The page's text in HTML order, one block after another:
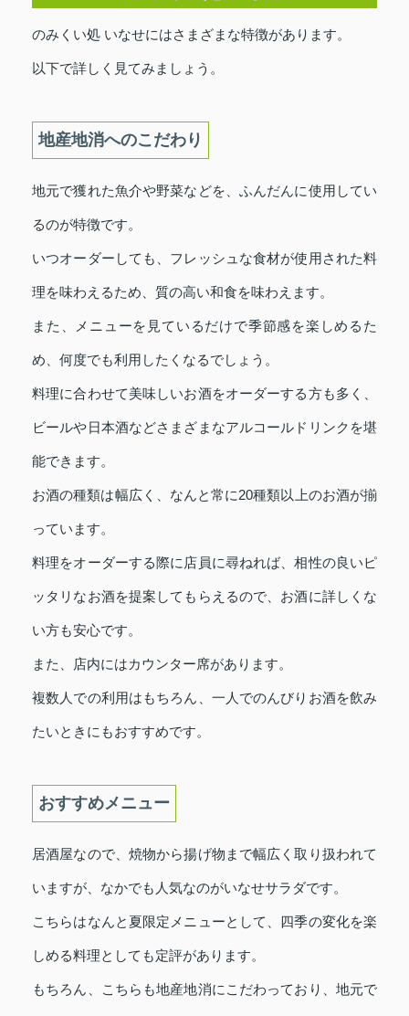
のみくい処 いなせにはさまざまな特徴があります。
以下で詳しく見てみましょう。
地産地消へのこだわり
地元で獲れた魚介や野菜などを、ふんだんに使用してい
るのが特徴です。
いつオーダーしても、フレッシュな食材が使用された料
理を味わえるため、質の高い和食を味わえます。
また、メニューを見ているだけで季節感を楽しめるた
め、何度でも利用したくなるでしょう。
料理に合わせて美味しいお酒をオーダーする方も多く、
ビールや日本酒などさまざまなアルコールドリンクを堪
能できます。
お酒の種類は幅広く、なんと常に20種類以上のお酒が揃
っています。
料理をオーダーする際に店員に尋ねれば、相性の良いピ
ッタリなお酒を提案してもらえるので、お酒に詳しくな
い方も安心です。
また、店内にはカウンター席があります。
複数人での利用はもちろん、一人でのんびりお酒を飲み
たいときにもおすすめです。
おすすめメニュー
居酒屋なので、焼物から揚げ物まで幅広く取り扱われて
いますが、なかでも人気なのがいなせサラダです。
こちらはなんと夏限定メニューとして、四季の変化を楽
しめる料理としても定評があります。
もちろん、こちらも地産地消にこだわっており、地元で